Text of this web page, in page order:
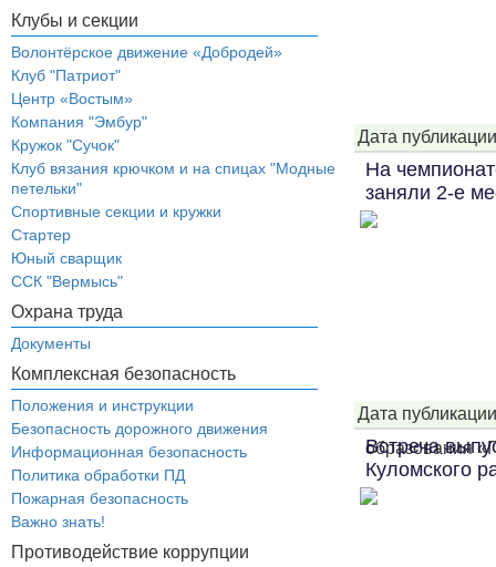
Клубы и секции
Волонтёрское движение «Добродей»
Клуб "Патриот"
Центр «Востым»
Компания "Эмбур"
Кружок "Сучок"
Клуб вязания крючком и на спицах "Модные
петельки"
Спортивные секции и кружки
Стартер
Юный сварщик
ССК "Вермысь"
Охрана труда
Документы
Комплексная безопасность
Положения и инструкции
Безопасность дорожного движения
Информационная безопасность
Политика обработки ПД
Пожарная безопасность
Важно знать!
Противодействие коррупции
Дата
На
заняли 2-е
образования
Дата
Встреча
Куломского